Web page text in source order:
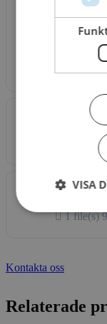
KB
VO-
1 file(s)
VO-
1 file(s)
Kontakta oss
Relaterade
VISA